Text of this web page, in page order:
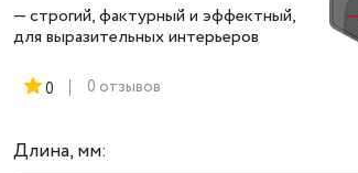
— строгий, фактурный и эффектный,
для выразительных интерьеров
0 0 отзывов
Длина, мм: